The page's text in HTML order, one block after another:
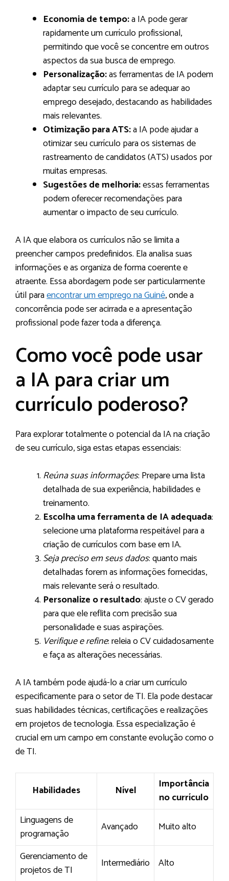
Economia de tempo:a IA pode gerar
rapidamente um currículo profissional,
permitindo que você se concentre em outros
aspectos da sua busca de emprego.
Personalização:as ferramentas de IA podem
adaptar seu currículo para se adequar ao
emprego desejado, destacando as habilidades
mais relevantes.
Otimização para ATS:a IA pode ajudar a
otimizar seu currículo para os sistemas de
rastreamento de candidatos (ATS) usados por
muitas empresas.
Sugestões de melhoria:essas ferramentas
podem oferecer recomendações para
aumentar o impacto de seu currículo.
A IA que elabora os currículos não se limita a
preencher campos predefinidos. Ela analisa suas
informações e as organiza de forma coerente e
atraente. Essa abordagem pode ser particularmente
útil paraencontrar um emprego na Guiné, onde a
concorrência pode ser acirrada e a apresentação
profissional pode fazer toda a diferença.
Como você pode usar
a IA para criar um
currículo poderoso?
Para explorar totalmente o potencial da IA na criação
de seu currículo, siga estas etapas essenciais:
Reúna suas informações: Prepare uma lista
detalhada de sua experiência, habilidades e
treinamento.
Escolha uma ferramenta de IA adequada:
selecione uma plataforma respeitável para a
criação de currículos com base em IA.
Seja preciso em seus dados: quanto mais
detalhadas forem as informações fornecidas,
mais relevante será o resultado.
Personalize o resultado: ajuste o CV gerado
para que ele reflita com precisão sua
personalidade e suas aspirações.
Verifique e refine: releia o CV cuidadosamente
e faça as alterações necessárias.
A IA também pode ajudá-lo a criar um currículo
especificamente para o setor de TI. Ela pode destacar
suas habilidades técnicas, certificações e realizações
em projetos de tecnologia. Essa especialização é
crucial em um campo em constante evolução como o
de TI.
Habilidades Nível
Importância
no currículo
Linguagens de
programação
Avançado
Muito alto
Gerenciamento de
projetos de TI
Intermediário Alto